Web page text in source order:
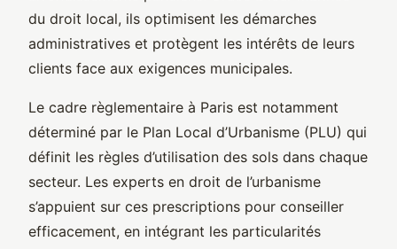
du droit local, ils optimisent les démarches
administratives et protègent les intérêts de leurs
clients face aux exigences municipales.
Le cadre règlementaire à Paris est notamment
déterminé par le Plan Local d’Urbanisme (PLU) qui
définit les règles d’utilisation des sols dans chaque
secteur. Les experts en droit de l’urbanisme
s’appuient sur ces prescriptions pour conseiller
efficacement, en intégrant les particularités